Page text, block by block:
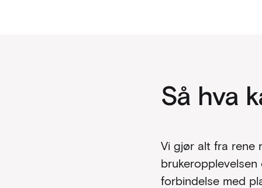
Så hva
Vi gjør alt fra rene
forbindelse med